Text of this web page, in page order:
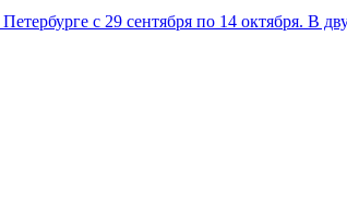
с 29 сентября по 14 октября. В